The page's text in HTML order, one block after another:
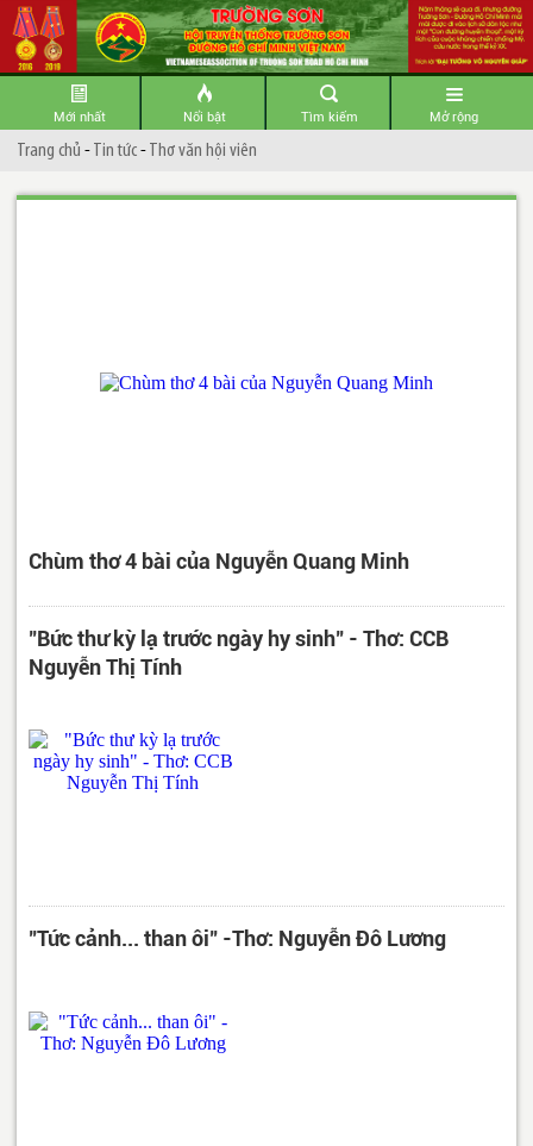
Mới nhất Nổi bật Tìm kiếm Mở rộng
Trang chủ -Tin tức-Thơ văn hội viên
Chùm thơ 4 bài của Nguyễn Quang Minh
"Bức thư kỳ lạ trước ngày hy sinh" - Thơ: CCB
Nguyễn Thị Tính
"Tức cảnh... than ôi" -Thơ: Nguyễn Đô Lương